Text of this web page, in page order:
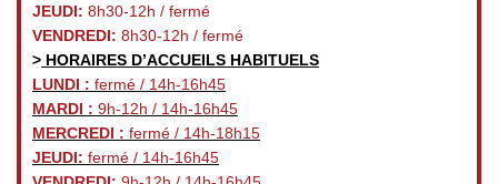
JEUDI: 8h30-12h / fermé
VENDREDI: 8h30-12h / fermé
> HORAIRES D’ACCUEILS HABITUELS
LUNDI : fermé / 14h-16h45
MARDI : 9h-12h / 14h-16h45
MERCREDI : fermé / 14h-18h15
JEUDI: fermé / 14h-16h45